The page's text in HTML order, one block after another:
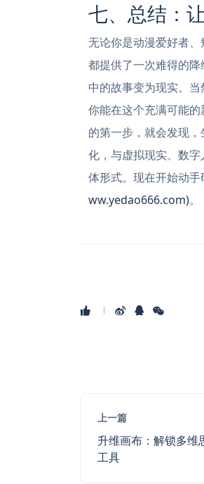
七、总结：
无论你是动漫爱好者、
都提供了一次难得的
中的故事变为现实。
你能在这个充满可能
的第一步，就会发现
化，与虚拟现实、数
体形式。现在开始动
ww.yedao666.com)。
上一篇
升维画布：解锁多维
工具